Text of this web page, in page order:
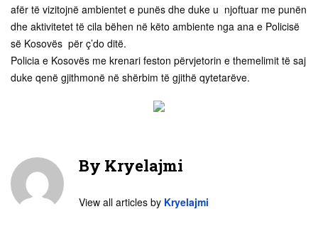
afër të vizitojnë ambientet e punës dhe duke u njoftuar me punën
dhe aktivitetet të cila bëhen në këto ambiente nga ana e Policisë
së Kosovës për ç’do ditë.
Policia e Kosovës me krenari feston përvjetorin e themelimit të saj
duke qenë gjithmonë në shërbim të gjithë qytetarëve.
By Kryelajmi
View all articles by Kryelajmi